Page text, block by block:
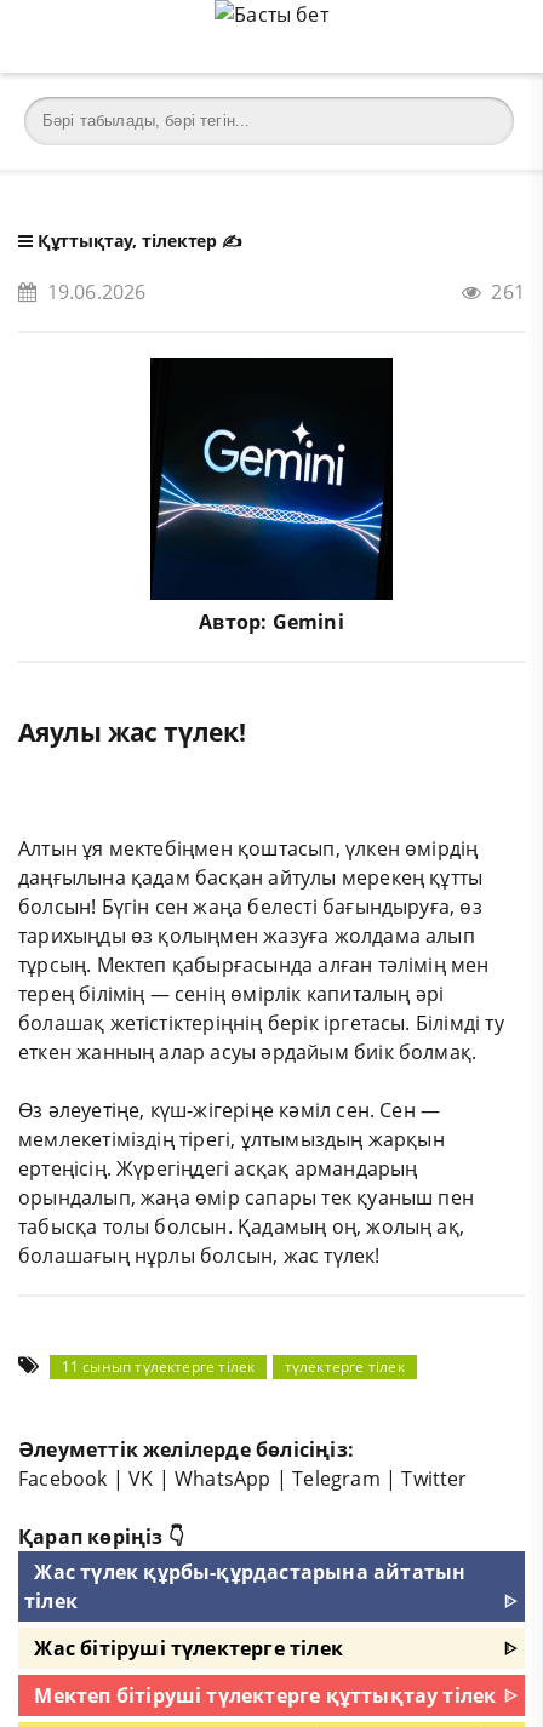
Құттықтау, тілектер ✍️
19.06.2026 261
Автор: Gemini
Аяулы жас түлек!
Алтын ұя мектебіңмен қоштасып, үлкен өмірдің
даңғылына қадам басқан айтулы мерекең құтты
болсын! Бүгін сен жаңа белесті бағындыруға, өз
тарихыңды өз қолыңмен жазуға жолдама алып
тұрсың. Мектеп қабырғасында алған тәлімің мен
терең білімің — сенің өмірлік капиталың әрі
болашақ жетістіктеріңнің берік іргетасы. Білімді ту
еткен жанның алар асуы әрдайым биік болмақ.
Өз әлеуетіңе, күш-жігеріңе кәміл сен. Сен —
мемлекетіміздің тірегі, ұлтымыздың жарқын
ертеңісің. Жүрегіңдегі асқақ армандарың
орындалып, жаңа өмір сапары тек қуаныш пен
табысқа толы болсын. Қадамың оң, жолың ақ,
болашағың нұрлы болсын, жас түлек!
11 сынып түлектерге тілек түлектерге тілек
Әлеуметтік желілерде бөлісіңіз:
Facebook |VK |WhatsApp |Telegram |Twitter
Қарап көріңіз 👇
Жас түлек құрбы-құрдастарына айтатын
тілек
ᐈ
Жас бітіруші түлектерге тілек
ᐈ
Мектеп бітіруші түлектерге құттықтау тілек ᐈ